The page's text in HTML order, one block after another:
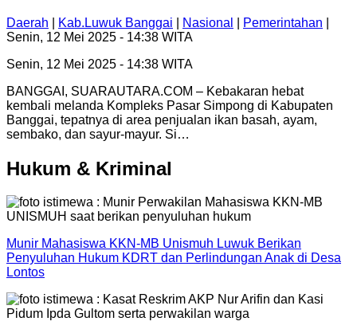
Daerah Kab.Luwuk Banggai Nasional Pemerintahan
Senin, 12 Mei 2025 - 14:38 WITA
Senin, 12 Mei 2025 - 14:38 WITA
BANGGAI, SUARAUTARA.COM – Kebakaran hebat
kembali melanda Kompleks Pasar Simpong di Kabupaten
Banggai, tepatnya di area penjualan ikan basah, ayam,
sembako, dan sayur-mayur. Si…
Hukum & Kriminal
Munir Mahasiswa KKN-MB Unismuh Luwuk Berikan
Penyuluhan Hukum KDRT dan Perlindungan Anak di Desa
Lontos